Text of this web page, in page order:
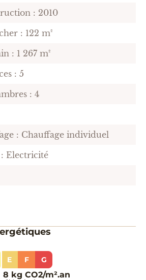
: 2010
: 122 m²
: 1 267 m²
: 5
: 4
: Chauffage individuel
Electricité
E F G
8 kg CO2/m².an